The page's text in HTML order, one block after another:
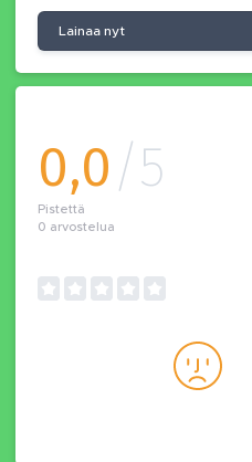
Lainaa nyt
0,0/5
Pistettä
0 arvostelua